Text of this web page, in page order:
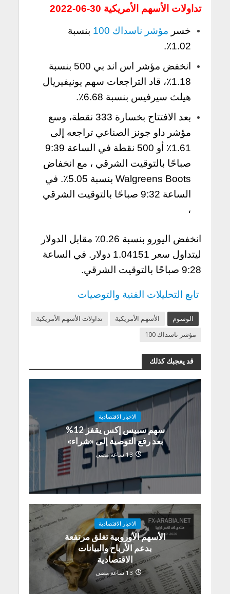
تداولات الأسهم الأمريكية 30-06-2022
خسر مؤشر ناسداك 100
بنسبة
1.02٪.
انخفض مؤشر اس اند بي 500 بنسبة
1.18٪، قاد التراجعات سهم يونيفيريال
هيلث سيرفيس بنسبة 6.68٪.
بعد الافتتاح بخسارة 333 نقطة، وسع
مؤشر داو جونز الصناعي تراجعه إلى
1.61٪ أو 500 نقطة في الساعة 9:39
صباحًا بالتوقيت الشرقي ، مع انخفاض
Walgreens Boots بنسبة 5.05٪. في
الساعة 9:32 صباحًا بالتوقيت الشرقي
،
انخفض اليورو بنسبة 0.26٪ مقابل الدولار
ليتداول سعر 1.04151 دولار. في الساعة
9:28 صباحًا بالتوقيت الشرقي.
تابع التحليلات الفنية والتوصيات
الوسوم الأسهم الأمريكية
تداولات الأسهم الأمريكية
مؤشر ناسداك 100
قد يعجبك كذلك
الاخبار الاقتصادية
سهم سبيس إكس يقفز 12%
بعد رفع التوصية إلى «شراء»
13 ساعة مضى
الاخبار الاقتصادية
الأسهم الأوروبية تغلق مرتفعة
بدعم الأرباح والبيانات
الاقتصادية
13 ساعة مضى